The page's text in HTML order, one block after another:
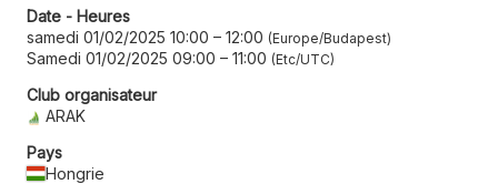
Date - Heures
samedi 01/02/2025 10:00 – 12:00 Europe/Budapest
Samedi 01/02/2025 09:00 – 11:00 Etc/UTC
Club organisateur
ARAK
Pays
Hongrie